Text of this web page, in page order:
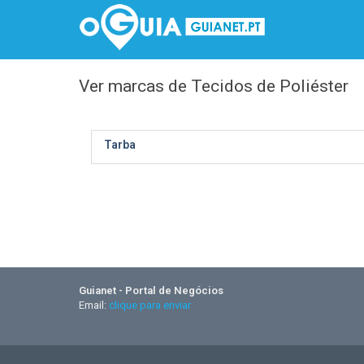
Ver marcas de Tecidos de Poliéster
Tarba
Guianet - Portal de Negócios
Email: clique para enviar